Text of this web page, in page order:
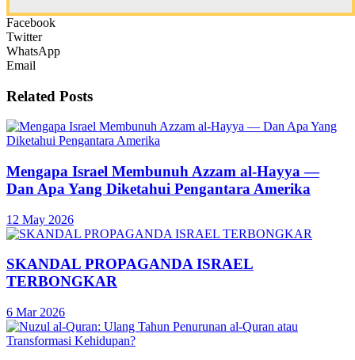
Facebook
Twitter
WhatsApp
Email
Related Posts
Mengapa Israel Membunuh Azzam al-Hayya —
Dan Apa Yang Diketahui Pengantara Amerika
12 May 2026
SKANDAL PROPAGANDA ISRAEL
TERBONGKAR
6 Mar 2026